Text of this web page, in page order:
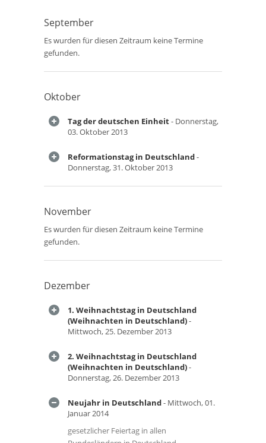
September
Es wurden für diesen Zeitraum keine Termine
gefunden.
Oktober
Tag der deutschen Einheit- Donnerstag,
03. Oktober 2013
Reformationstag in Deutschland-
Donnerstag, 31. Oktober 2013
November
Es wurden für diesen Zeitraum keine Termine
gefunden.
Dezember
1. Weihnachtstag in Deutschland
(Weihnachten in Deutschland)-
Mittwoch, 25. Dezember 2013
2. Weihnachtstag in Deutschland
(Weihnachten in Deutschland)-
Donnerstag, 26. Dezember 2013
Neujahr in Deutschland- Mittwoch, 01.
Januar 2014
gesetzlicher Feiertag in allen